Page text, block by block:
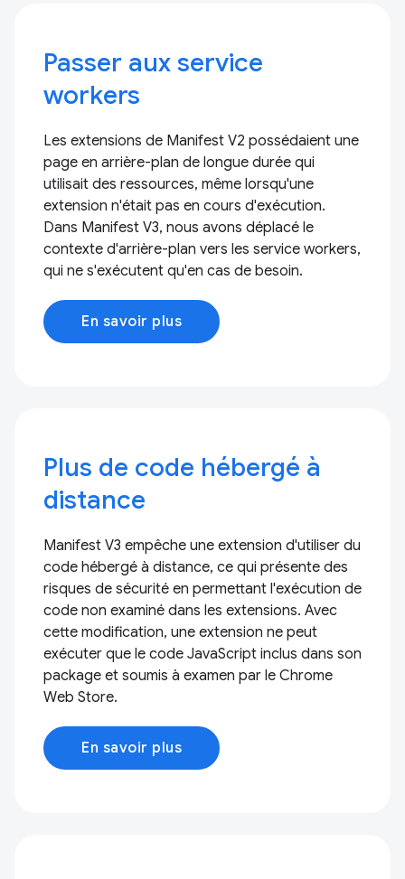
Passer aux service
workers
Les extensions de Manifest V2 possédaient une
page en arrière-plan de longue durée qui
utilisait des ressources, même lorsqu'une
extension n'était pas en cours d'exécution.
Dans Manifest V3, nous avons déplacé le
contexte d'arrière-plan vers les service workers,
qui ne s'exécutent qu'en cas de besoin.
En savoir plus
Plus de code hébergé à
distance
Manifest V3 empêche une extension d'utiliser du
code hébergé à distance, ce qui présente des
risques de sécurité en permettant l'exécution de
code non examiné dans les extensions. Avec
cette modification, une extension ne peut
exécuter que le code JavaScript inclus dans son
package et soumis à examen par le Chrome
Web Store.
En savoir plus